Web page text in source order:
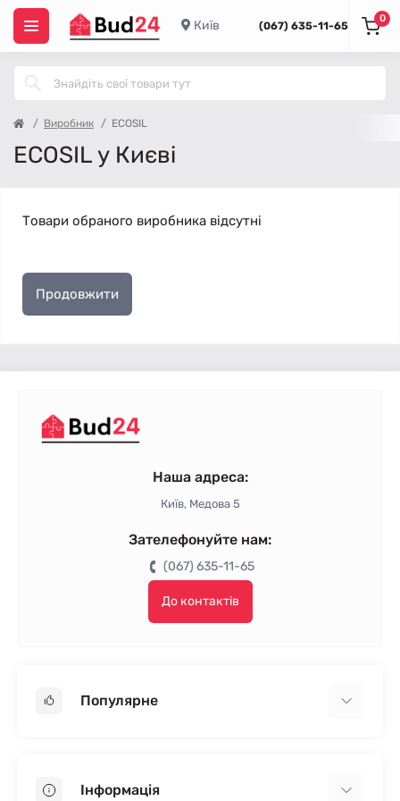
Київ (067) 635-11-65
0
Виробник ECOSIL
ECOSIL у Києві
Товари обраного виробника відсутні
Продовжити
Наша адреса:
Київ, Медова 5
Зателефонуйте нам:
(067) 635-11-65
До контактів
Популярне
Інформація